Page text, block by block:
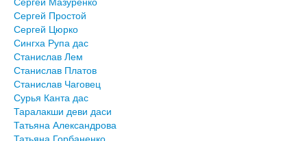
Сергей Простой
Сергей Цюрко
Сингха Рупа дас
Станислав Лем
Станислав Платов
Станислав Чаговец
Сурья Канта дас
Таралакши деви даси
Татьяна Александрова
Татьяна Горбаненко